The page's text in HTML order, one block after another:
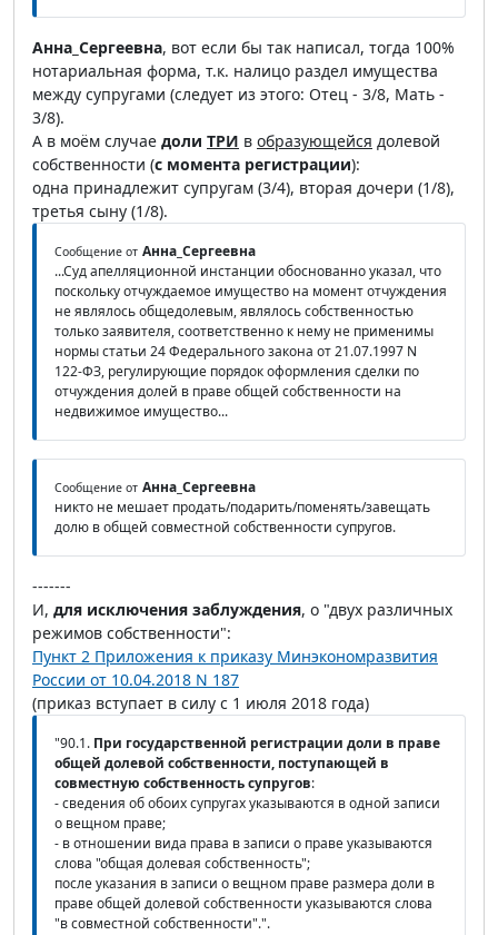
Анна_Сергеевна, вот если бы так написал, тогда 100%
нотариальная форма, т.к. налицо раздел имущества
между супругами (следует из этого: Отец - 3/8, Мать -
3/8).
А в моём случае доли ТРИ в образующейся долевой
собственности (с момента регистрации):
одна принадлежит супругам (3/4), вторая дочери (1/8),
третья сыну (1/8).
Сообщение от Анна_Сергеевна
...Суд апелляционной инстанции обоснованно указал, что
поскольку отчуждаемое имущество на момент отчуждения
не являлось общедолевым, являлось собственностью
только заявителя, соответственно к нему не применимы
нормы статьи 24 Федерального закона от 21.07.1997 N
122-ФЗ, регулирующие порядок оформления сделки по
отчуждения долей в праве общей собственности на
недвижимое имущество...
Сообщение от Анна_Сергеевна
никто не мешает продать/подарить/поменять/завещать
долю в общей совместной собственности супругов.
-------
И, для исключения заблуждения, о "двух различных
режимов собственности":
Пункт 2 Приложения к приказу Минэкономразвития
России от 10.04.2018 N 187
(приказ вступает в силу с 1 июля 2018 года)
"90.1. При государственной регистрации доли в праве
общей долевой собственности, поступающей в
совместную собственность супругов:
- сведения об обоих супругах указываются в одной записи
о вещном праве;
- в отношении вида права в записи о праве указываются
слова "общая долевая собственность";
после указания в записи о вещном праве размера доли в
праве общей долевой собственности указываются слова
"в совместной собственности".".